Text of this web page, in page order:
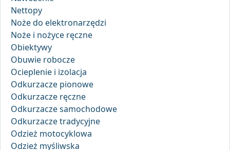
Nettopy
Noże do elektronarzędzi
Noże i nożyce ręczne
Obiektywy
Obuwie robocze
Ocieplenie i izolacja
Odkurzacze pionowe
Odkurzacze ręczne
Odkurzacze samochodowe
Odkurzacze tradycyjne
Odzież motocyklowa
Odzież myśliwska